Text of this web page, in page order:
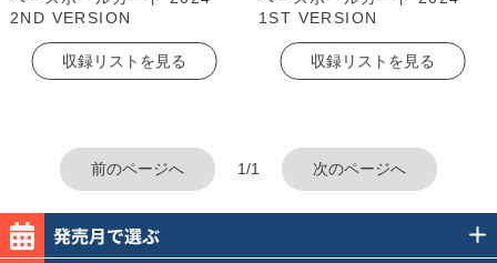
2ND VERSION
収録リストを見る
1ST VERSION
収録リストを見る
前のページへ 1/1 次のページへ